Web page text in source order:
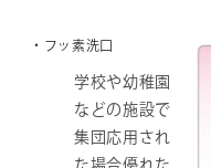
・フッ素洗口
学校や幼稚園
などの施設で
集団応用され
た場合優れた